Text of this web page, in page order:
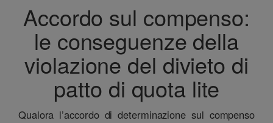
Accordo sul compenso:
le conseguenze della
violazione del divieto di
patto di quota lite
Qualora l’accordo di determinazione sul compenso